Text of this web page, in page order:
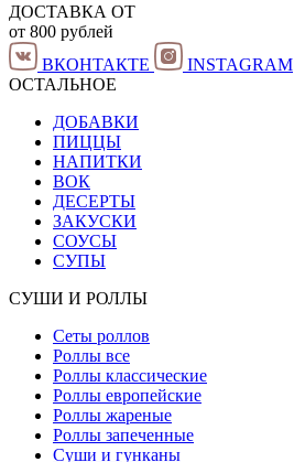
ДОСТАВКА ОТ
от 800 рублей
ВКОНТАКТЕ
INSTAGRAM
ОСТАЛЬНОЕ
ДОБАВКИ
ПИЦЦЫ
НАПИТКИ
ВОК
ДЕСЕРТЫ
ЗАКУСКИ
СОУСЫ
СУПЫ
СУШИ И РОЛЛЫ
Сеты роллов
Роллы все
Роллы классические
Роллы европейские
Роллы жареные
Роллы запеченные
Суши и гунканы